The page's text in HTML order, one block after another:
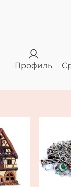
Профиль